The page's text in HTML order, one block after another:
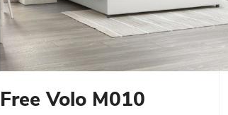
Free Volo M010